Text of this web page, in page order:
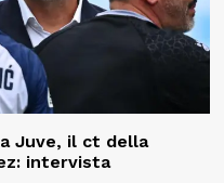
Juve, il ct della
intervista